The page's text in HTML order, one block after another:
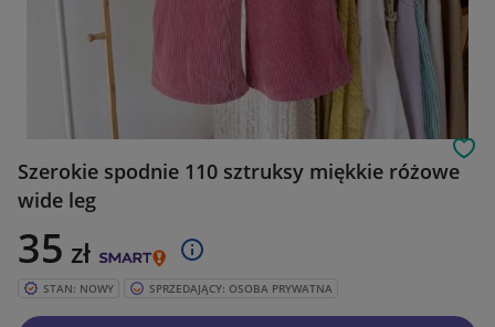
Szerokie spodnie 110 sztruksy miękkie różowe
wide leg
35 zł
STAN: NOWY SPRZEDAJĄCY: OSOBA PRYWATNA